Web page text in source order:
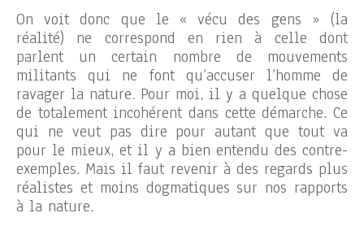
On voit donc que le « vécu des gens » (la
réalité) ne correspond en rien à celle dont
parlent un certain nombre de mouvements
militants qui ne font qu’accuser l’homme de
ravager la nature. Pour moi, il y a quelque chose
de totalement incohérent dans cette démarche. Ce
qui ne veut pas dire pour autant que tout va
pour le mieux, et il y a bien entendu des contre-
exemples. Mais il faut revenir à des regards plus
réalistes et moins dogmatiques sur nos rapports
à la nature.